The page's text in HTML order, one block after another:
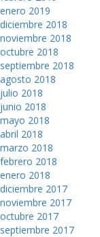
enero 2019
diciembre 2018
noviembre 2018
octubre 2018
septiembre 2018
agosto 2018
julio 2018
junio 2018
mayo 2018
abril 2018
marzo 2018
febrero 2018
enero 2018
diciembre 2017
noviembre 2017
octubre 2017
septiembre 2017